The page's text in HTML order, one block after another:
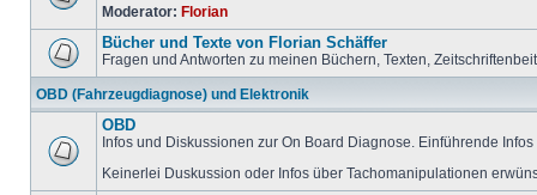
Moderator: Florian
Bücher und Texte von Florian Schäffer
Fragen und Antworten zu meinen Büchern, Texten,
OBD (Fahrzeugdiagnose) und Elektronik
OBD
Infos und Diskussionen zur On Board Diagnose. Einführende
Keinerlei Duskussion oder Infos über Tachomanipulationen